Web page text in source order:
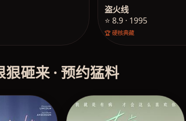
盗火线
⭐ 8.9 · 1995
🏆 硬核典藏
狠砸来 · 预约猛料